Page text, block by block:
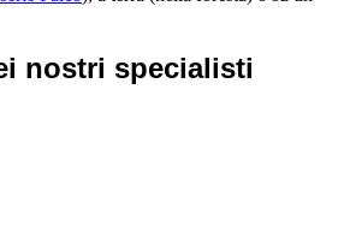
nostri specialisti